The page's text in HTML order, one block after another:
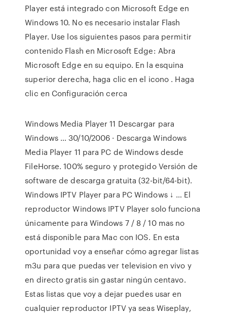
Player está integrado con Microsoft Edge en
Windows 10. No es necesario instalar Flash
Player. Use los siguientes pasos para permitir
contenido Flash en Microsoft Edge: Abra
Microsoft Edge en su equipo. En la esquina
superior derecha, haga clic en el icono . Haga
clic en Configuración cerca
Windows Media Player 11 Descargar para
Windows … 30/10/2006 · Descarga Windows
Media Player 11 para PC de Windows desde
FileHorse. 100% seguro y protegido Versión de
software de descarga gratuita (32-bit/64-bit).
Windows IPTV Player para PC Windows ↓ … El
reproductor Windows IPTV Player solo funciona
únicamente para Windows 7 / 8 / 10 mas no
está disponible para Mac con IOS. En esta
oportunidad voy a enseñar cómo agregar listas
m3u para que puedas ver television en vivo y
en directo gratis sin gastar ningún centavo.
Estas listas que voy a dejar puedes usar en
cualquier reproductor IPTV ya seas Wiseplay,